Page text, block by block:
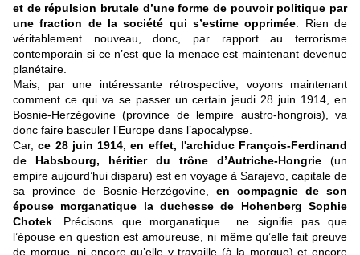
et de répulsion brutale d’une forme de pouvoir politique par
une fraction de la société qui s’estime opprimée . Rien de
véritablement nouveau, donc, par rapport au terrorisme
contemporain si ce n’est que la menace est maintenant devenue
planétaire.
Mais, par une intéressante rétrospective, voyons maintenant
comment ce qui va se passer un certain jeudi 28 juin 1914, en
Bosnie-Herzégovine (province de lempire austro-hongrois), va
donc faire basculer l’Europe dans l’apocalypse.
Car,ce 28 juin 1914, en effet, l'archiduc François-Ferdinand
de Habsbourg, héritier du trône d’Autriche-Hongrie (un
empire aujourd’hui disparu) est en voyage à Sarajevo, capitale de
sa province de Bosnie-Herzégovine, en compagnie de son
épouse morganatique la duchesse de Hohenberg Sophie
Chotek . Précisons que morganatique ne signifie pas que
l’épouse en question est amoureuse, ni même qu’elle fait preuve
de morgue, ni encore qu’elle y travaille (à la morgue) et encore